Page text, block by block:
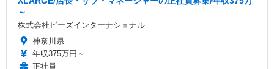
～
株式会社ビーズインターナショナル
神奈川県
年収375万円～
正社員